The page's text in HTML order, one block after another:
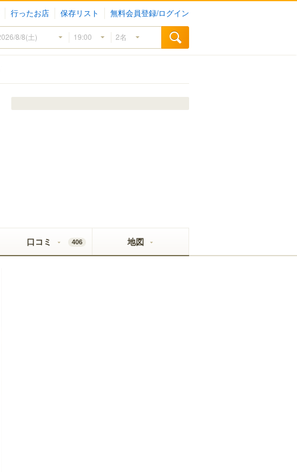
行ったお店 保存リスト 無料会員登録/ログイン
口コミ 406 地図